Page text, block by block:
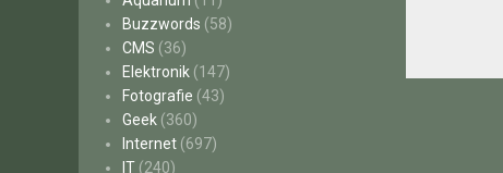
Buzzwords (58)
CMS (36)
Elektronik (147)
Fotografie (43)
Geek (360)
Internet (697)
IT (240)